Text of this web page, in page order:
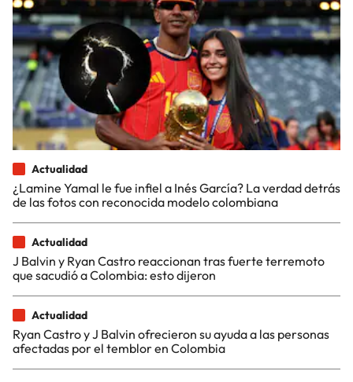
Actualidad
¿Lamine Yamal le fue infiel a Inés García? La verdad detrás
de las fotos con reconocida modelo colombiana
Actualidad
J Balvin y Ryan Castro reaccionan tras fuerte terremoto
que sacudió a Colombia: esto dijeron
Actualidad
Ryan Castro y J Balvin ofrecieron su ayuda a las personas
afectadas por el temblor en Colombia